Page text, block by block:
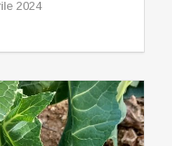
2024